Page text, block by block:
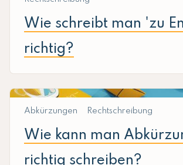
Wie schreibt man 'zu
richtig?
Abkürzungen Rechtschreibung
Wie kann man
richtig schreiben?